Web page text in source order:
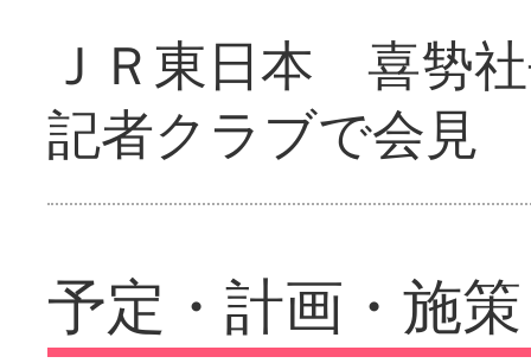
ＪＲ東日本 喜㔟
記者クラブで会見
予定・計画・施策